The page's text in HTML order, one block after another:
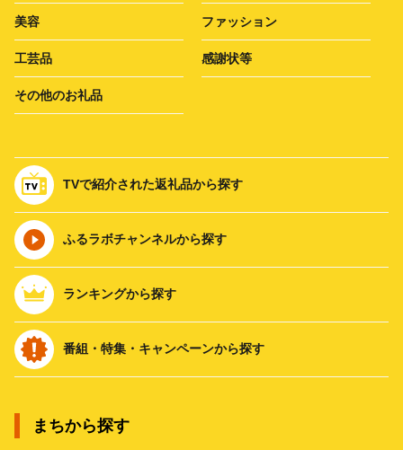
美容 ファッション
工芸品 感謝状等
その他のお礼品
TVで紹介された返礼品から探す
ふるラボチャンネルから探す
ランキングから探す
番組・特集・キャンペーンから探す
まちから探す